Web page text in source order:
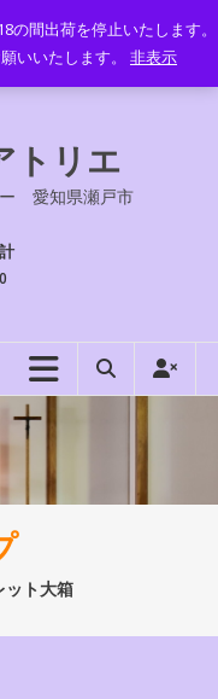
間出荷を停止いたします。
いいたします。 非表示
トリエ
ー 愛知県瀬戸市
ット大箱